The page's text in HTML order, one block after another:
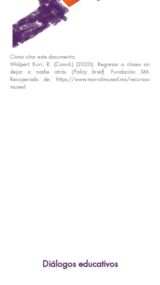
Diálogos educativos
Cómo citar este documento:
Wolpert Kuri, R. (Coord.) (2020). Regresar a clases sin
dejar a nadie atrás (Policy brief). Fundación SM.
Recuperado de: https://www.morralmuxed.mx/recursos-
muxed